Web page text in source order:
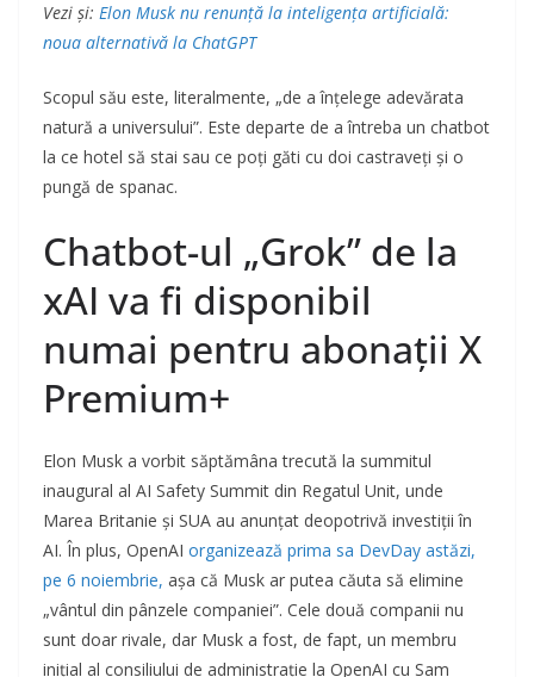
Vezi și: Elon Musk nu renunță la inteligența artificială:
noua alternativă la ChatGPT
Scopul său este, literalmente, „de a înțelege adevărata
natură a universului”. Este departe de a întreba un chatbot
la ce hotel să stai sau ce poți găti cu doi castraveți și o
pungă de spanac.
Chatbot-ul „Grok” de la
xAI va fi disponibil
numai pentru abonații X
Premium+
Elon Musk a vorbit săptămâna trecută la summitul
inaugural al AI Safety Summit din Regatul Unit, unde
Marea Britanie și SUA au anunțat deopotrivă investiții în
AI. În plus, OpenAI organizează prima sa DevDay astăzi,
pe 6 noiembrie, așa că Musk ar putea căuta să elimine
„vântul din pânzele companiei”. Cele două companii nu
sunt doar rivale, dar Musk a fost, de fapt, un membru
inițial al consiliului de administrație la OpenAI cu Sam